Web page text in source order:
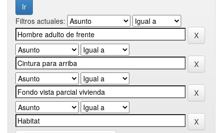
Filtros actuales: